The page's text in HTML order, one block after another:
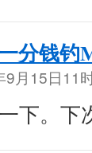
分钱钓
9月15日11
下。下